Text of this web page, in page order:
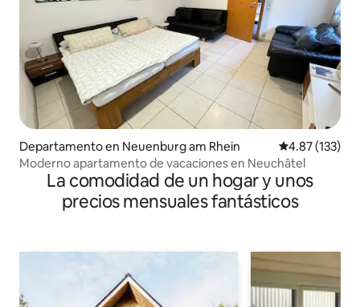
Departamento en Neuenburg am Rhein Calificación
4.87 (133)
Moderno apartamento de vacaciones en Neuchâtel
La comodidad de un hogar y unos
precios mensuales fantásticos